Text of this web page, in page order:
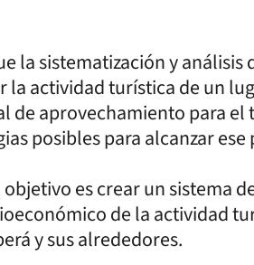
la sistematización y
la actividad turística de un
de aprovechamiento para el
posibles para alcanzar
es crear un sistema
de la actividad
y sus alrededores.